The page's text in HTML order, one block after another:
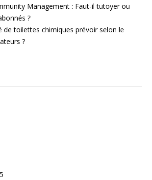
Management : Faut-il tutoyer ou
?
de toilettes chimiques prévoir selon le
?